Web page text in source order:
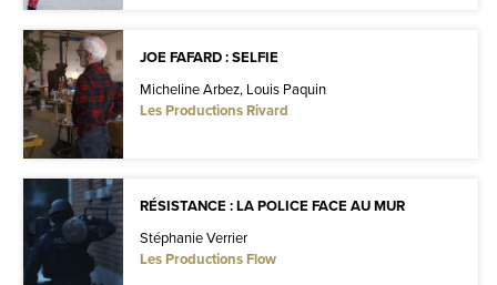
JOE FAFARD : SELFIE
Micheline Arbez, Louis Paquin
Les Productions Rivard
RÉSISTANCE : LA POLICE FACE AU MUR
Stéphanie Verrier
Les Productions Flow